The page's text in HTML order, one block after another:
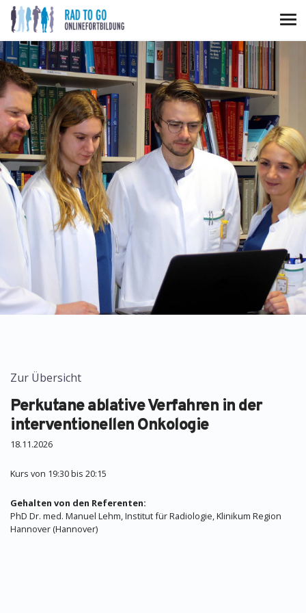
Zur Übersicht
Perkutane ablative Verfahren in der
interventionellen Onkologie
18.11.2026
Kurs von 19:30 bis 20:15
Gehalten von den Referenten:
PhD Dr. med. Manuel Lehm, Institut für Radiologie, Klinikum Region
Hannover (Hannover)